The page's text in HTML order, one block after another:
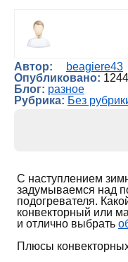
Автор:
beagiere43
Опубликовано:
Блог: разное
Рубрика: Без
С наступлением
задумываемся над
подогревателя.
конвекторный или
и отлично выбрать
Плюсы